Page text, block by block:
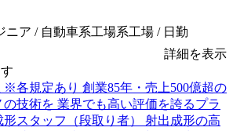
ニア / 自動車系工場系工場 / 日勤
詳細を表示